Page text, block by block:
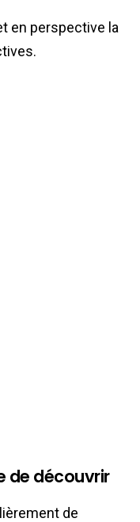
en perspective la
de découvrir
de